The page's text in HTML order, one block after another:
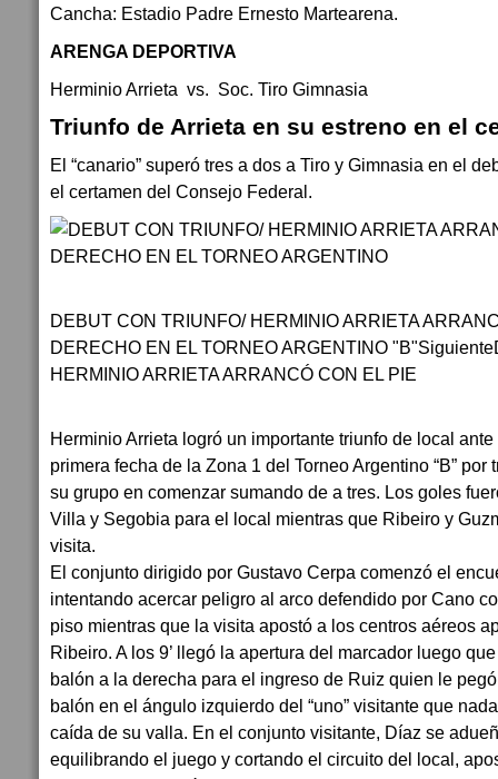
Cancha: Estadio Padre Ernesto Martearena.
ARENGA DEPORTIVA
Herminio Arrieta vs. Soc. Tiro Gimnasia
Triunfo de Arrieta en su estreno en el
El “canario” superó tres a dos a Tiro y Gimnasia en el
el certamen del Consejo Federal.
DEBUT CON TRIUNFO/ HERMINIO ARRIETA
DERECHO EN EL TORNEO ARGENTINO
HERMINIO ARRIETA ARRANCÓ CON EL PIE
Herminio Arrieta logró un importante triunfo de local
primera fecha de la Zona 1 del Torneo Argentino “B” por
su grupo en comenzar sumando de a tres. Los goles
Villa y Segobia para el local mientras que Ribeiro y
visita.
El conjunto dirigido por Gustavo Cerpa comenzó el
intentando acercar peligro al arco defendido por Cano
piso mientras que la visita apostó a los centros aéreos
Ribeiro. A los 9’ llegó la apertura del marcador luego
balón a la derecha para el ingreso de Ruiz quien le
balón en el ángulo izquierdo del “uno” visitante que
caída de su valla. En el conjunto visitante, Díaz se
equilibrando el juego y cortando el circuito del local,